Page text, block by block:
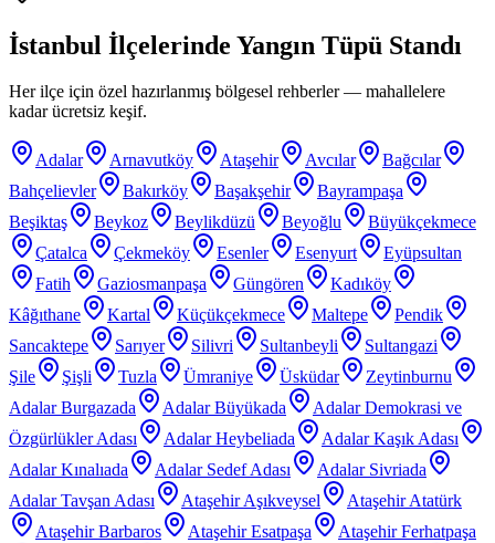
İstanbul İlçelerinde Yangın Tüpü Standı
Her ilçe için özel hazırlanmış bölgesel rehberler — mahallelere
kadar ücretsiz keşif.
Adalar Arnavutköy Ataşehir Avcılar
Bağcılar
Bahçelievler
Bakırköy Başakşehir
Bayrampaşa
Beşiktaş
Beykoz Beylikdüzü Beyoğlu
Büyükçekmece
Çatalca
Çekmeköy Esenler Esenyurt
Eyüpsultan
Fatih
Gaziosmanpaşa Güngören
Kadıköy
Kâğıthane
Kartal Küçükçekmece Maltepe
Pendik
Sancaktepe
Sarıyer Silivri Sultanbeyli
Sultangazi
Şile
Şişli Tuzla Ümraniye Üsküdar
Zeytinburnu
Adalar Burgazada
Adalar Büyükada
Adalar Demokrasi ve
Özgürlükler Adası
Adalar Heybeliada
Adalar Kaşık Adası
Adalar Kınalıada
Adalar Sedef Adası
Adalar Sivriada
Adalar Tavşan Adası
Ataşehir Aşıkveysel
Ataşehir Atatürk
Ataşehir Barbaros
Ataşehir Esatpaşa
Ataşehir Ferhatpaşa